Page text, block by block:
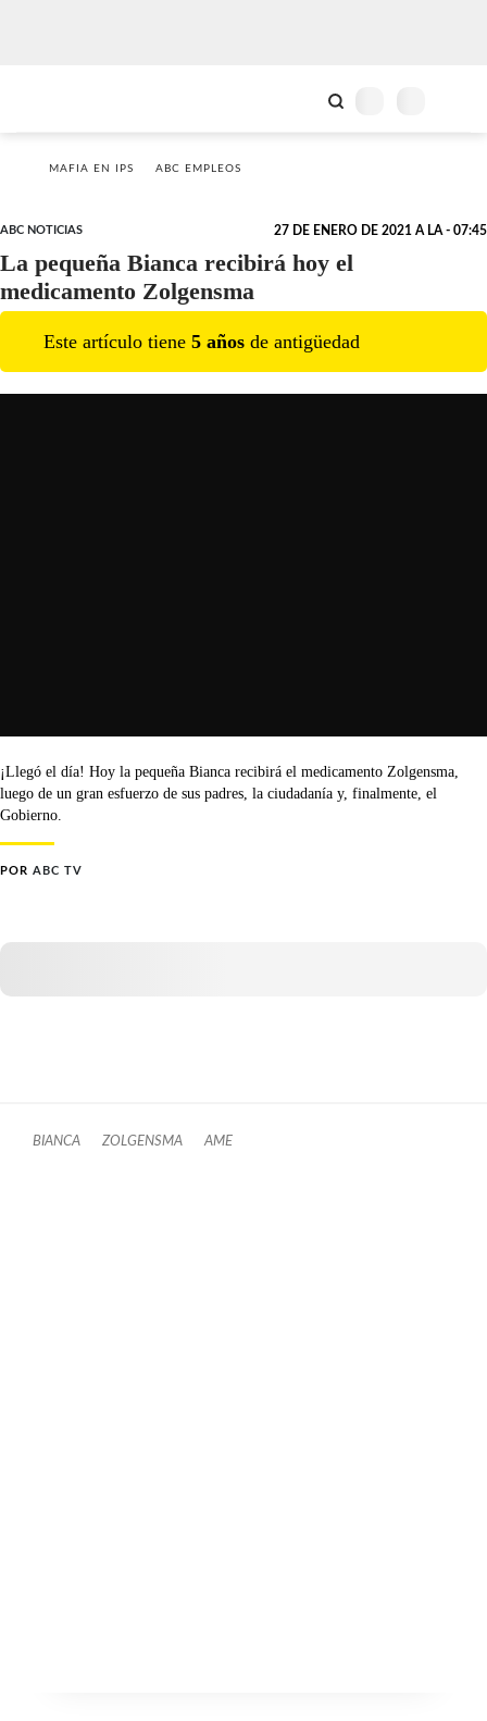
MAFIA EN IPS ABC EMPLEOS
ABC NOTICIAS 27 DE ENERO DE 2021 A LA - 07:45
La pequeña Bianca recibirá hoy el
medicamento Zolgensma
Este artículo tiene 5 años de antigüedad
¡Llegó el día! Hoy la pequeña Bianca recibirá el medicamento Zolgensma,
luego de un gran esfuerzo de sus padres, la ciudadanía y, finalmente, el
Gobierno.
POR ABC TV
BIANCA ZOLGENSMA AME